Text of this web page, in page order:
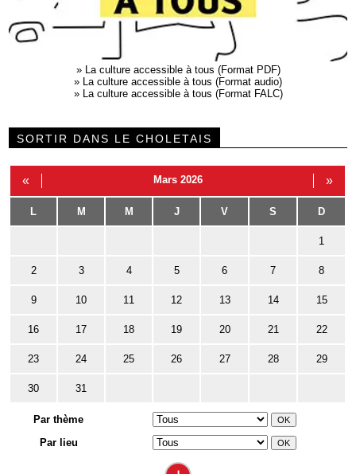
» La culture accessible à tous (Format PDF)
» La culture accessible à tous (Format audio)
» La culture accessible à tous (Format FALC)
SORTIR DANS LE CHOLETAIS
« Mars 2026 »
L M M J V S D
1
2 3 4 5 6 7 8
9 10 11 12 13 14 15
16 17 18 19 20 21 22
23 24 25 26 27 28 29
30 31
Par thème
Par lieu